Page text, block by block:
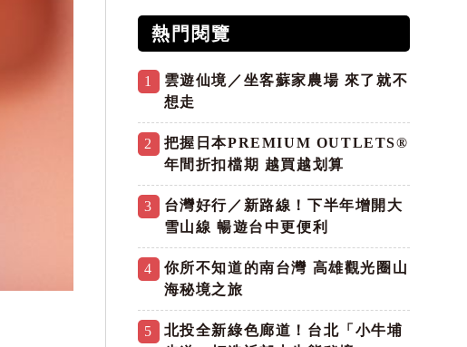
熱門閱覽
1
雲遊仙境／坐客蘇家農場 來了就不
想走
2
把握日本PREMIUM OUTLETS®
年間折扣檔期 越買越划算
3
台灣好行／新路線！下半年增開大
雪山線 暢遊台中更便利
4
你所不知道的南台灣 高雄觀光圈山
海秘境之旅
5
北投全新綠色廊道！台北「小牛埔